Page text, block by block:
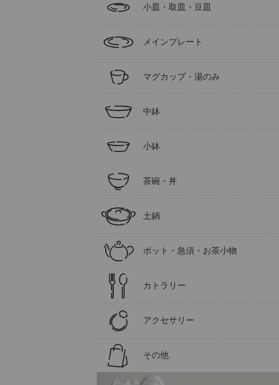
小皿・取皿・豆皿
メインプレート
マグカップ・湯のみ
中鉢
小鉢
茶碗・丼
土鍋
ポット・急須・お茶小物
カトラリー
アクセサリー
その他